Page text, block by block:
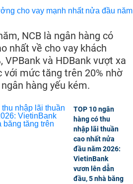
NCB là ngân hàng có
nhất về cho vay khách
VPBank và HDBank vượt xa
với mức tăng trên 20% nhờ
hàng yếu kém.
TOP 10 ngân
hàng có thu
nhập lãi thuần
cao nhất nửa
đầu năm 2026:
VietinBank
vươn lên dẫn
đầu, 5 nhà băng